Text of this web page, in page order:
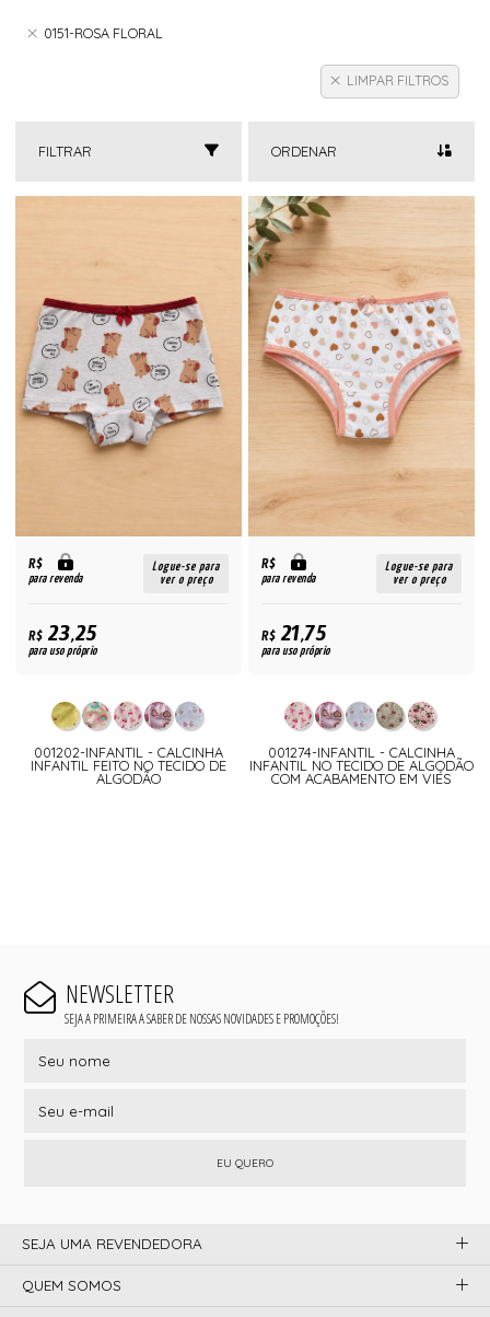
0151-ROSA FLORAL
LIMPAR FILTROS
FILTRAR ORDENAR
R$
para revenda
Logue-se para
ver o preço
R$23,25
para uso próprio
001202-INFANTIL - CALCINHA
INFANTIL FEITO NO TECIDO DE
ALGODÃO
R$
para revenda
Logue-se para
ver o preço
R$21,75
para uso próprio
001274-INFANTIL - CALCINHA
INFANTIL NO TECIDO DE ALGODÃO
COM ACABAMENTO EM VIÉS
NEWSLETTER
SEJA A PRIMEIRA A SABER DE NOSSAS NOVIDADES E PROMOÇÕES!
EU QUERO
SEJA UMA REVENDEDORA
QUEM SOMOS